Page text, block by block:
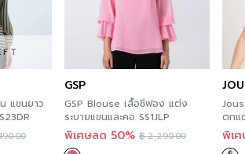
แขนยาว
GSP
GSP Blouse เสื้อชีฟอง แต่ง
ระบายแขนและคอ SS1JLP
พิเศษลด 50% ฿2,290.00
ตกแ
พิเ